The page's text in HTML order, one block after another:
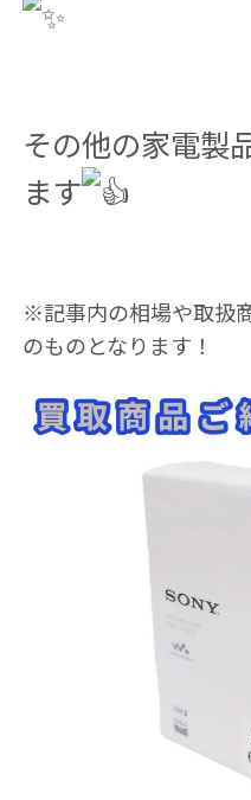
その他の家電製
ます
※記事内の相場や取扱
のものとなります！